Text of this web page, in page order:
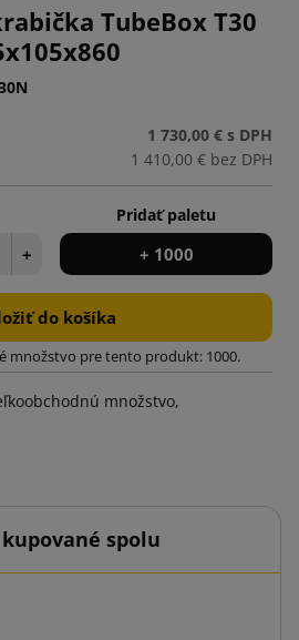
TubeBox T30
1 730,00 € s DPH
1 410,00 € bez DPH
+
Pridať paletu
+ 1000
do košíka
množstvo pre tento produkt: 1000.
množstvo,
kupované spolu